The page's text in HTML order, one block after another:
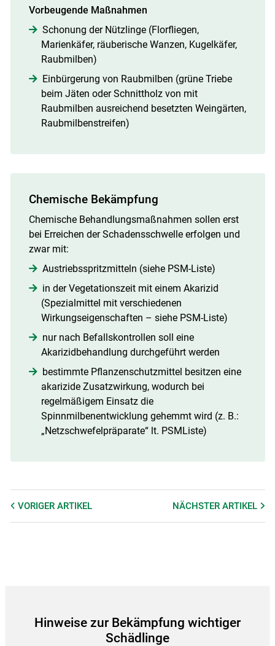
Skip to main content
Vorbeugende Maßnahmen
Schonung der Nützlinge (Florfliegen,
Marienkäfer, räuberische Wanzen, Kugelkäfer,
Raubmilben)
Einbürgerung von Raubmilben (grüne Triebe
beim Jäten oder Schnittholz von mit
Raubmilben ausreichend besetzten Weingärten,
Raubmilbenstreifen)
Chemische Bekämpfung
Chemische Behandlungsmaßnahmen sollen erst
bei Erreichen der Schadensschwelle erfolgen und
zwar mit:
Austriebsspritzmitteln (siehe PSM-Liste)
in der Vegetationszeit mit einem Akarizid
(Spezialmittel mit verschiedenen
Wirkungseigenschaften – siehe PSM-Liste)
nur nach Befallskontrollen soll eine
Akarizidbehandlung durchgeführt werden
bestimmte Pflanzenschutzmittel besitzen eine
akarizide Zusatzwirkung, wodurch bei
regelmäßigem Einsatz die
Spinnmilbenentwicklung gehemmt wird (z. B.:
„Netzschwefelpräparate“ lt. PSMListe)
VORIGER ARTIKEL NÄCHSTERARTIKEL
Hinweise zur Bekämpfung wichtiger
Schädlinge